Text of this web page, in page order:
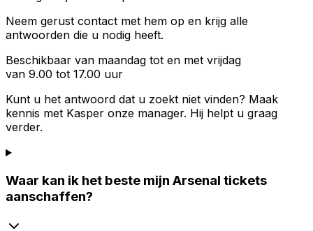
Neem gerust contact met hem op en krijg alle
antwoorden die u nodig heeft.
Beschikbaar van maandag tot en met vrijdag
van 9.00 tot 17.00 uur
Kunt u het antwoord dat u zoekt niet vinden? Maak
kennis met Kasper onze manager. Hij helpt u graag
verder.
Waar kan ik het beste mijn Arsenal tickets
aanschaffen?